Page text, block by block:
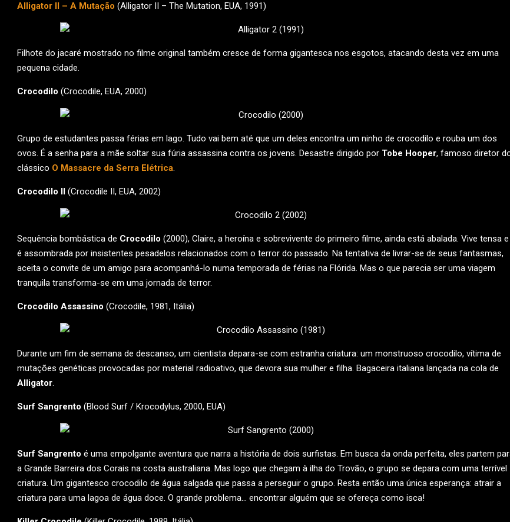
Alligator II – A Mutação (Alligator II – The Mutation, EUA, 1991)
Filhote do jacaré mostrado no filme original também cresce de forma gigantesca nos esgotos, atacando desta vez em uma
pequena cidade.
Crocodilo (Crocodile, EUA, 2000)
Grupo de estudantes passa férias em lago. Tudo vai bem até que um deles encontra um ninho de crocodilo e rouba um dos
ovos. É a senha para a mãe soltar sua fúria assassina contra os jovens. Desastre dirigido por Tobe Hooper, famoso diretor
clássico O Massacre da Serra Elétrica.
Crocodilo II (Crocodile II, EUA, 2002)
Sequência bombástica de Crocodilo (2000), Claire, a heroína e sobrevivente do primeiro filme, ainda está abalada. Vive tensa e
é assombrada por insistentes pesadelos relacionados com o terror do passado. Na tentativa de livrar-se de seus fantasmas,
aceita o convite de um amigo para acompanhá-lo numa temporada de férias na Flórida. Mas o que parecia ser uma viagem
tranquila transforma-se em uma jornada de terror.
Crocodilo Assassino (Crocodile, 1981, Itália)
Durante um fim de semana de descanso, um cientista depara-se com estranha criatura: um monstruoso crocodilo, vítima de
mutações genéticas provocadas por material radioativo, que devora sua mulher e filha. Bagaceira italiana lançada na cola de
Alligator.
Surf Sangrento (Blood Surf / Krocodylus, 2000, EUA)
Surf Sangrento é uma empolgante aventura que narra a história de dois surfistas. Em busca da onda perfeita, eles partem
a Grande Barreira dos Corais na costa australiana. Mas logo que chegam à ilha do Trovão, o grupo se depara com uma terrível
criatura. Um gigantesco crocodilo de água salgada que passa a perseguir o grupo. Resta então uma única esperança: atrair a
criatura para uma lagoa de água doce. O grande problema… encontrar alguém que se ofereça como isca!